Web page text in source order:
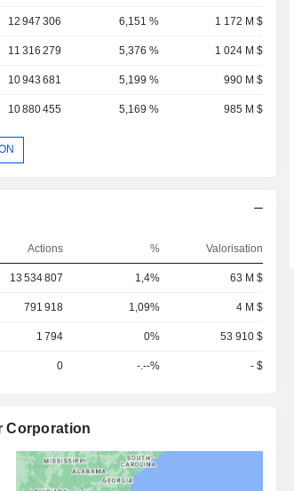
12 947 306 6,151 % 1 172 M $
11 316 279 5,376 % 1 024 M $
10 943 681 5,199 % 990 M $
10 880 455 5,169 % 985 M $
Actions % Valorisation
13 534 807 1,4% 63 M $
791 918 1,09% 4 M $
1 794 0% 53 910 $
0 -.--% - $
Corporation